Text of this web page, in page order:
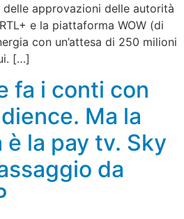
delle approvazioni delle autorità
e la piattaforma WOW (di
con un’attesa di 250 milioni
[…]
fa i conti con
Ma la
la pay tv. Sky
da